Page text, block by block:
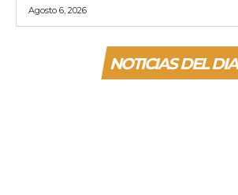
Agosto 6, 2026
NOTICIAS DEL DIA